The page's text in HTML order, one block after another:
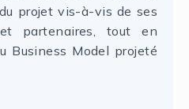
projet vis-à-vis de ses
partenaires, tout en
Business Model projeté